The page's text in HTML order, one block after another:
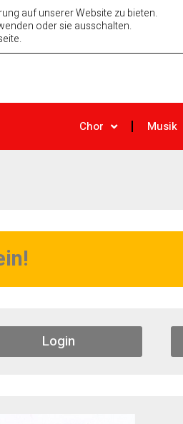
Chor Musik
Login
auf unserer Website zu bieten.
oder sie ausschalten.